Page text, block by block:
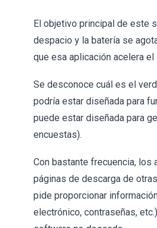
El objetivo principal de este
despacio y la batería se
que esa aplicación acelera
Se desconoce cuál es el
podría estar diseñada para
puede estar diseñada para
encuestas).
Con bastante frecuencia,
páginas de descarga de
pide proporcionar
electrónico, contraseñas,